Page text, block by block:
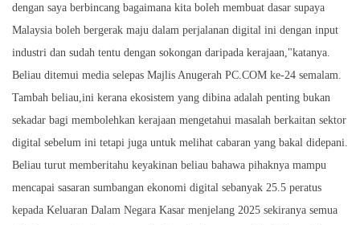
dengan saya berbincang bagaimana kita boleh membuat dasar supaya
Malaysia boleh bergerak maju dalam perjalanan digital ini dengan input
industri dan sudah tentu dengan sokongan daripada kerajaan,"katanya.
Beliau ditemui media selepas Majlis Anugerah PC.COM ke-24 semalam.
Tambah beliau,ini kerana ekosistem yang dibina adalah penting bukan
sekadar bagi membolehkan kerajaan mengetahui masalah berkaitan sektor
digital sebelum ini tetapi juga untuk melihat cabaran yang bakal didepani.
Beliau turut memberitahu keyakinan beliau bahawa pihaknya mampu
mencapai sasaran sumbangan ekonomi digital sebanyak 25.5 peratus
kepada Keluaran Dalam Negara Kasar menjelang 2025 sekiranya semua